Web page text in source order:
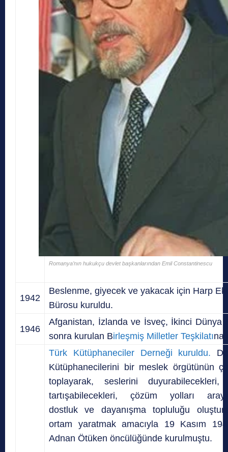
Romanya’nın hukukçu devlet başkanlarından Emil Constantinescu
1942
Beslenme, giyecek ve yakacak için Harp
Bürosu kuruldu.
1946
Afganistan, İzlanda ve İsveç, İkinci Dünya
sonra kurulan Birleşmiş Milletler Teşkilatına
Türk Kütüphaneciler Derneği kuruldu.
Kütüphanecilerini bir meslek örgütünün
toplayarak, seslerini duyurabilecekleri,
tartışabilecekleri, çözüm yolları
dostluk ve dayanışma topluluğu
ortam yaratmak amacıyla 19 Kasım
Adnan Ötüken öncülüğünde kurulmuştu.